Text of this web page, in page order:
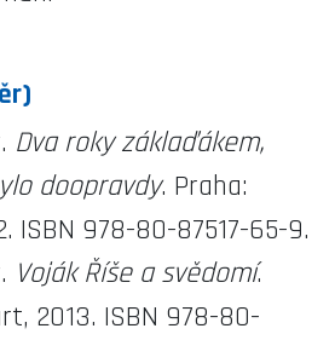
Dva roky záklaďákem,
doopravdy. Praha:
ISBN 978-80-87517-65-9.
Voják Říše a svědomí.
2013. ISBN 978-80-